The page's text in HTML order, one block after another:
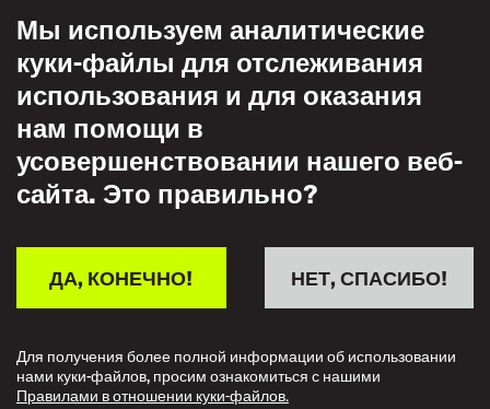
конфиденциальности
Политика взаимного
уважения
Мы используем аналитические
куки-файлы для отслеживания
использования и для оказания
нам помощи в
усовершенствовании нашего веб-
сайта. Это правильно?
НЕТ, СПАСИБО!
ДА, КОНЕЧНО!
Для получения более полной информации об использовании
нами куки-файлов, просим ознакомиться с нашими
Правилами в отношении куки-файлов.